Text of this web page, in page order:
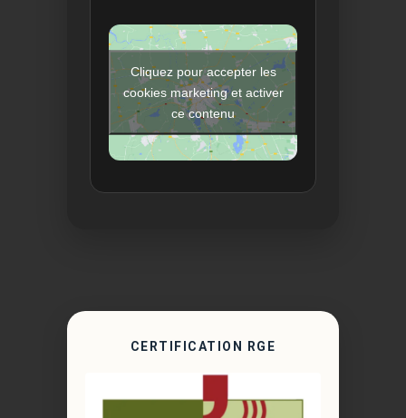
Cliquez pour accepter les
cookies marketing et activer
ce contenu
CERTIFICATION RGE